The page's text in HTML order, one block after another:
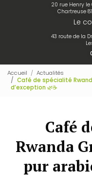
20 rue Henry
Chartreuse
Le
43 route de la
Accueil
Actualités
Café de spécialité
d’exception 🌿☕
Café
Rwanda
pur